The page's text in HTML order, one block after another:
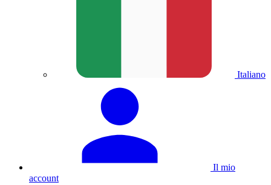
Italiano
Il mio
account